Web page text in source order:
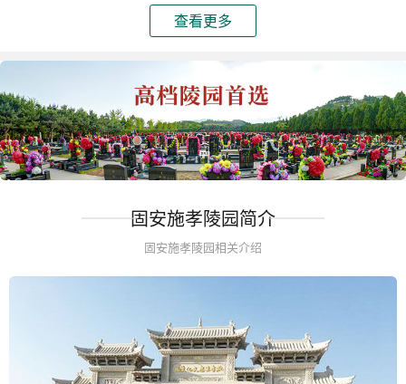
查看更多
固安施孝陵园简介
固安施孝陵园相关介绍